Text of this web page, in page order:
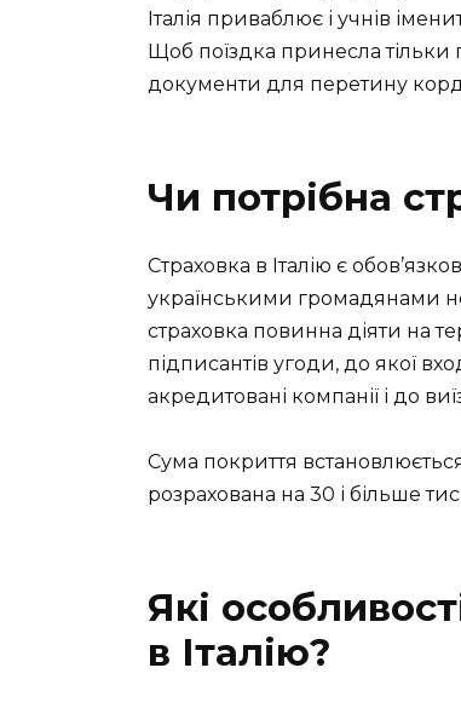
Італія приваблює і учнів
Щоб поїздка принесла тільки
документи для перетину
Чи потрібна
Страховка в Італію є
українськими громадянами
страховка повинна діяти на
підписантів угоди, до якої
акредитовані компанії і до
Сума покриття
розрахована на 30 і більше
Які
в Італію?